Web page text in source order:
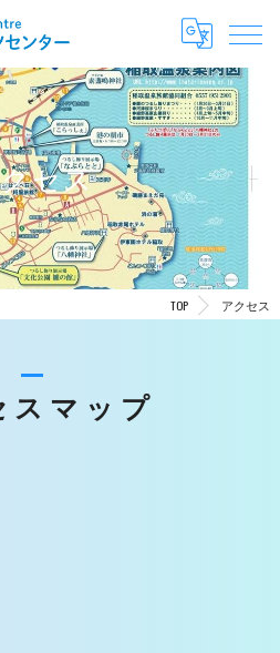
セス
TOP アクセス
スマップ